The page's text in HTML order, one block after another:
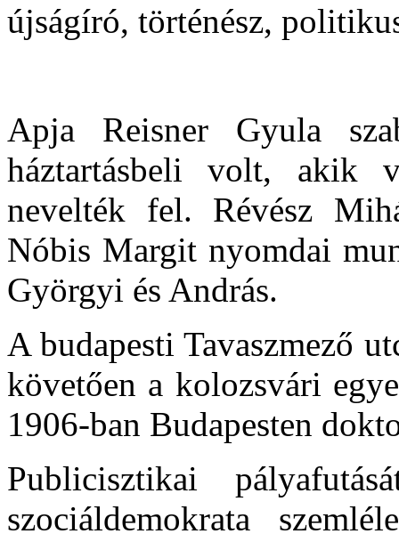
újságíró, történész,
Apja Reisner Gyula
háztartásbeli volt, akik
nevelték fel. Révész
Nóbis Margit nyomdai
Györgyi és András.
A budapesti Tavaszmező
követően a kolozsvári
1906-ban Budapesten
Publicisztikai
szociáldemokrata